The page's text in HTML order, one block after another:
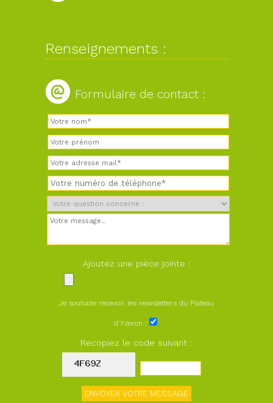
Renseignements :
Formulaire de contact :
Ajoutez une pièce jointe :
Je souhaite recevoir les newsletters du Plateau
d'Yzeron :
Recopiez le code suivant :